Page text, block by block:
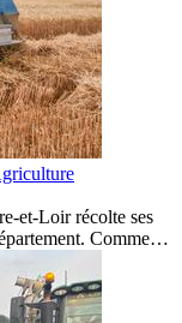
et-Loir récolte ses
Comme…